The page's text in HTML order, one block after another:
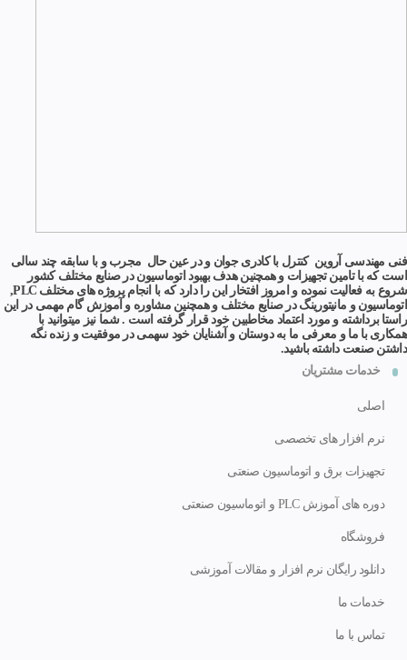
فنی مهندسی آروین کنترل با کادری جوان و در عین حال مجرب و با سابقه چند سالی
است که با تامین تجهیزات و همچنین هدف بهبود اتوماسیون در صنایع مختلف کشور
شروع به فعالیت نموده و امروز افتخار این را دارد که با انجام پروژه های مختلف PLC,
اتوماسیون و مانیتورینگ در صنایع مختلف و همچنین مشاوره و آموزش گام مهمی در این
راستا برداشته و مورد اعتماد مخاطبین خود قرار گرفته است . شما نیز میتوانید با
همکاری با ما و معرفی ما به دوستان و آشنایان خود سهمی در موفقیت و زنده نگه
داشتن صنعت داشته باشید.
خدمات مشتریان
اصلی
نرم افزار های تخصصی
تجهیزات برق و اتوماسیون صنعتی
دوره های آموزش PLC و اتوماسیون صنعتی
فروشگاه
دانلود رایگان نرم افزار و مقالات آموزشی
خدمات ما
تماس با ما